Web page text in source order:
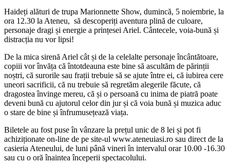
Haideți alături de trupa Marionnette Show, dumincă, 5 noiembrie, la
ora 12.30 la Ateneu, să descoperiți aventura plină de culoare,
personaje dragi și energie a prințesei Ariel. Cântecele, voia-bună și
distracția nu vor lipsi!
De la mica sirenă Ariel cât și de la celelalte personaje încântătoare,
copiii vor învăța că întotdeauna este bine să ascultăm de părinții
noștri, că surorile sau frații trebuie să se ajute între ei, că iubirea cere
uneori sacrificii, că nu trebuie să regretăm alegerile făcute, că
dragostea învinge mereu, că și o persoană cu inima de piatră poate
deveni bună cu ajutorul celor din jur și că voia bună și muzica aduc
o stare de bine și înfrumusețează viața.
Biletele au fost puse în vânzare la prețul unic de 8 lei și pot fi
achiziționate on-line de pe site-ul www.ateneuiasi.ro sau direct de la
casieria Ateneului, de luni până vineri în intervalul orar 10.00 -16.30
sau cu o oră înaintea începerii spectacolului.